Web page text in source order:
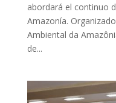
abordará el continuo
Amazonía.
Ambiental da
de...